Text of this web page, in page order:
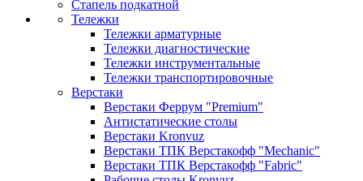
Стапель подкатной
Тележки
Тележки арматурные
Тележки диагностические
Тележки инструментальные
Тележки транспортировочные
Верстаки
Верстаки Феррум "Premium"
Антистатические столы
Верстаки Kronvuz
Верстаки ТПК Верстакофф "Mechanic"
Верстаки ТПК Верстакофф "Fabric"